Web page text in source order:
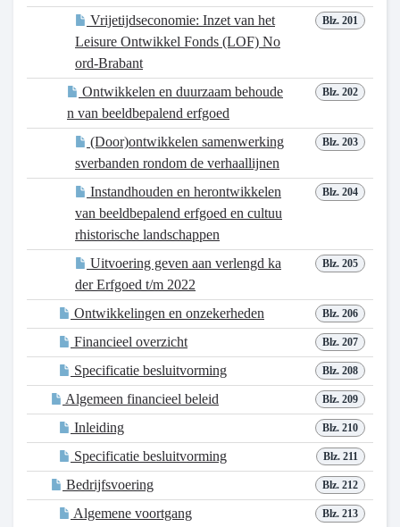
Blz. 201
Vrijetijdseconomie: Inzet van het
Leisure Ontwikkel Fonds (LOF) No
ord-Brabant
Blz. 202
Ontwikkelen en duurzaam behoude
n van beeldbepalend erfgoed
Blz. 203
(Door)ontwikkelen samenwerking
sverbanden rondom de verhaallijnen
Blz. 204
Instandhouden en herontwikkelen
van beeldbepalend erfgoed en cultuu
rhistorische landschappen
Blz. 205
Uitvoering geven aan verlengd ka
der Erfgoed t/m 2022
Blz. 206
Ontwikkelingen en onzekerheden
Blz. 207
Financieel overzicht
Blz. 208
Specificatie besluitvorming
Blz. 209
Algemeen financieel beleid
Blz. 210
Inleiding
Blz. 211
Specificatie besluitvorming
Blz. 212
Bedrijfsvoering
Blz. 213
Algemene voortgang